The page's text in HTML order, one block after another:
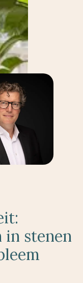
in stenen